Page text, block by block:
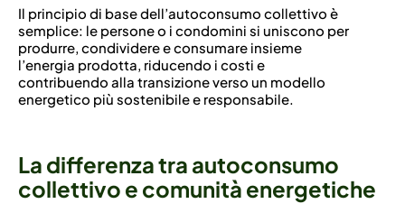
Il principio di base dell’autoconsumo collettivo è
semplice: le persone o i condomini si uniscono per
produrre, condividere e consumare insieme
l’energia prodotta, riducendo i costi e
contribuendo alla transizione verso un modello
energetico più sostenibile e responsabile.
La differenza tra autoconsumo
collettivo e comunità energetiche